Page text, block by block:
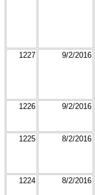
1227 9/2/2016
1226 9/2/2016
1225 8/2/2016
1224 8/2/2016